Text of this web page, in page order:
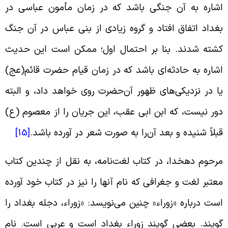
به آن جنگى باشد که در زمان مأمون عباسى در
اتفاق افتاد و گروه زیادى از بنى عباس در آن جنگ
شدند. بنا بر احتمال اول؛ ممکن است این حدیث
به حادثه‌اى باشد که در زمان قیام حضرت قائم(عج)
در نزدیکی‌هاى ظهور آن‌حضرت روى خواهد داد، و البته
نیست، که ابن ابی عقب، این جریان را از معصوم (ع)
شنیده و بعد آن‌را به صورت شعر در آورده باشد.[15]
دهخدا، در کتاب لغت‌نامه، به نقل از چندین کتاب
لغت و جغرافى که نام آنها را نیز در کتاب خود آورده
درباره «زوراء» چنین می‌نویسد: «زوراء، دجله بغداد را
بعضی گویند زوراء بغداد است و عربی است. نام